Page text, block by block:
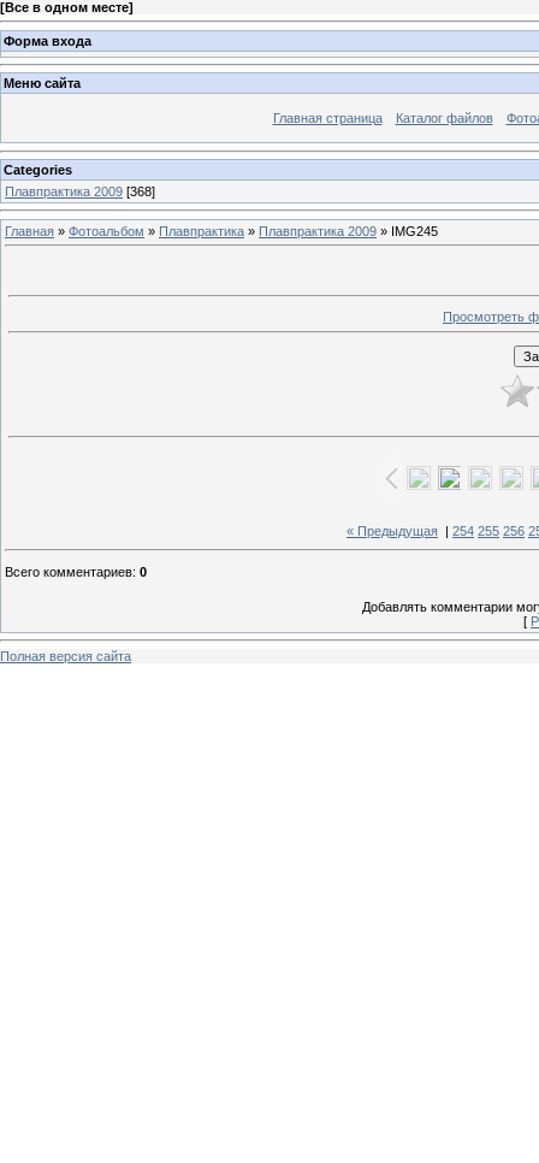
[Все в одном месте]
Форма входа
Меню сайта
Главная страница Каталог файлов
Categories
Плавпрактика 2009 [368]
Главная » Фотоальбом » Плавпрактика » Плавпрактика 2009 » IMG245
Просмотреть
« Предыдущая 254 255 256
Всего комментариев: 0
Добавлять комментарии
[
Полная версия сайта